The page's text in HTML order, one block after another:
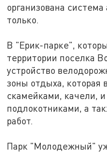
организована
только.
В "Ерик-парке",
территории поселка
устройство
зоны отдыха, которая
скамейками, качели,
подлокотниками, а
работ.
Парк "Молодежный"